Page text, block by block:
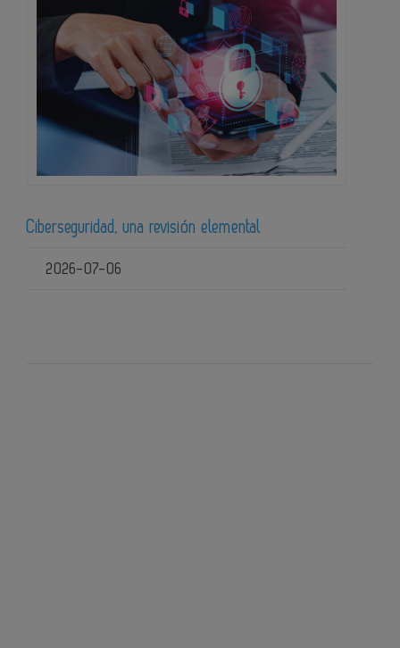
Ciberseguridad, una revisión elemental
2026-07-06